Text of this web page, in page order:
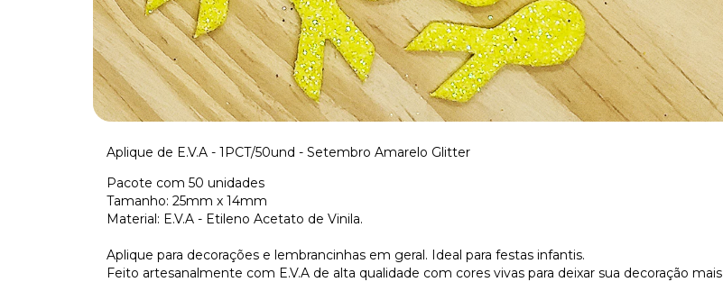
Aplique de E.V.A - 1PCT/50und - Setembro Amarelo Glitter
Pacote com 50 unidades
Tamanho: 25mm x 14mm
Material: E.V.A - Etileno Acetato de Vinila.
Aplique para decorações e lembrancinhas em geral. Ideal para festas infantis.
Feito artesanalmente com E.V.A de alta qualidade com cores vivas para deixar sua decoração mais